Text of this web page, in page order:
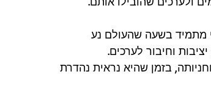
מתמיד בשעה שהעולם נע
וחיבור לערכים.
בזמן שהיא נראית נהדרת